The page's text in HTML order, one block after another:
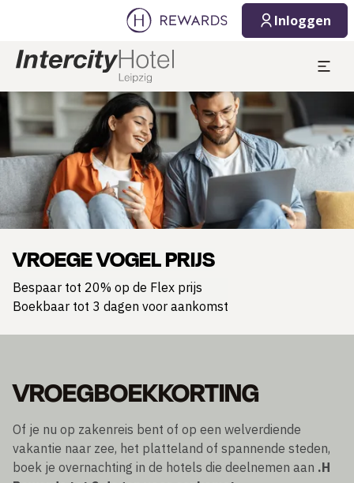
Inloggen
Dia 1 van 1
VROEGE VOGEL PRIJS
Bespaar tot 20% op de Flex prijs
Boekbaar tot 3 dagen voor aankomst
VROEGBOEKKORTING
Of je nu op zakenreis bent of op een welverdiende
vakantie naar zee, het platteland of spannende steden,
boek je overnachting in de hotels die deelnemen aan .H